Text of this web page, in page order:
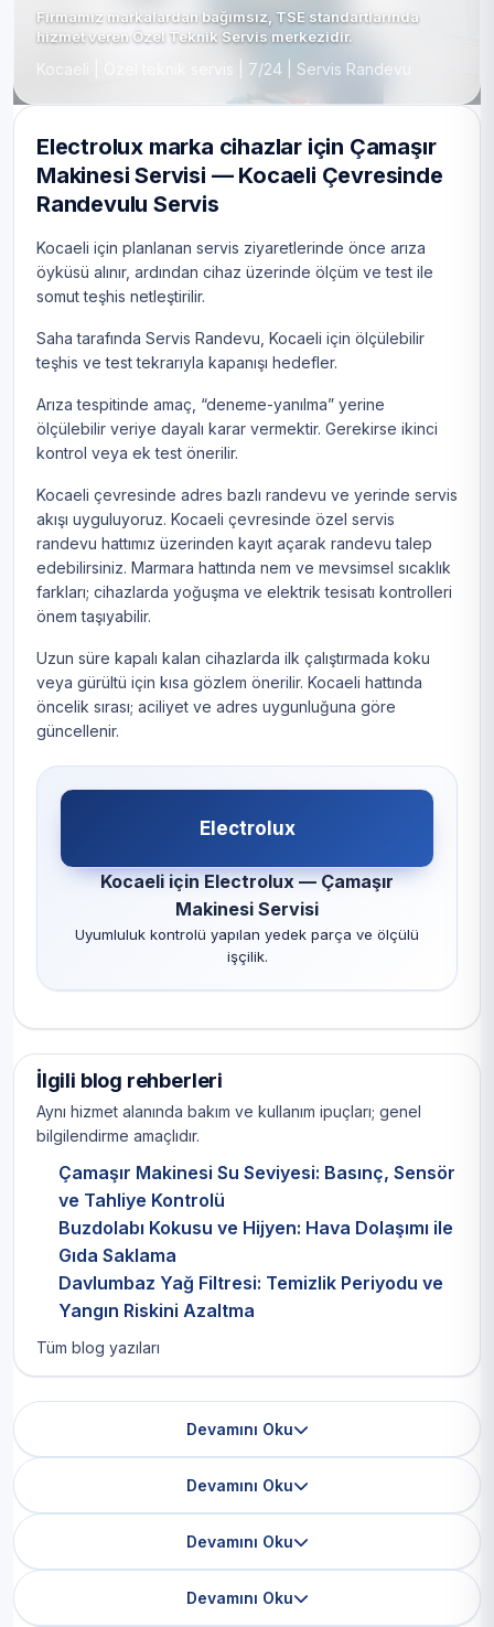
Firmamız markalardan bağımsız, TSE standartlarında
hizmet veren Özel Teknik Servis merkezidir.
Kocaeli | Özel teknik servis | 7/24 | Servis Randevu
Electrolux marka cihazlar için Çamaşır
Makinesi Servisi — Kocaeli Çevresinde
Randevulu Servis
Kocaeli için planlanan servis ziyaretlerinde önce arıza
öyküsü alınır, ardından cihaz üzerinde ölçüm ve test ile
somut teşhis netleştirilir.
Saha tarafında Servis Randevu, Kocaeli için ölçülebilir
teşhis ve test tekrarıyla kapanışı hedefler.
Arıza tespitinde amaç, “deneme-yanılma” yerine
ölçülebilir veriye dayalı karar vermektir. Gerekirse ikinci
kontrol veya ek test önerilir.
Kocaeli çevresinde adres bazlı randevu ve yerinde servis
akışı uyguluyoruz. Kocaeli çevresinde özel servis
randevu hattımız üzerinden kayıt açarak randevu talep
edebilirsiniz. Marmara hattında nem ve mevsimsel sıcaklık
farkları; cihazlarda yoğuşma ve elektrik tesisatı kontrolleri
önem taşıyabilir.
Uzun süre kapalı kalan cihazlarda ilk çalıştırmada koku
veya gürültü için kısa gözlem önerilir. Kocaeli hattında
öncelik sırası; aciliyet ve adres uygunluğuna göre
güncellenir.
Electrolux
Kocaeli için Electrolux — Çamaşır
Makinesi Servisi
Uyumluluk kontrolü yapılan yedek parça ve ölçülü
işçilik.
İlgili blog rehberleri
Aynı hizmet alanında bakım ve kullanım ipuçları; genel
bilgilendirme amaçlıdır.
Çamaşır Makinesi Su Seviyesi: Basınç, Sensör
ve Tahliye Kontrolü
Buzdolabı Kokusu ve Hijyen: Hava Dolaşımı ile
Gıda Saklama
Davlumbaz Yağ Filtresi: Temizlik Periyodu ve
Yangın Riskini Azaltma
Tüm blog yazıları
Devamını Oku
Devamını Oku
Devamını Oku
Devamını Oku